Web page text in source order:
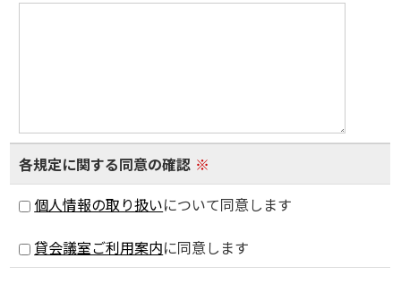
各規定に関する同意の確認 ※
個人情報の取り扱いについて同意します
貸会議室ご利用案内に同意します